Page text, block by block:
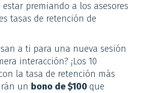
estar premiando a los asesores
tasas de retención de
a ti para una nueva sesión
interacción? ¡Los 10
la tasa de retención más
un bono de $100 que